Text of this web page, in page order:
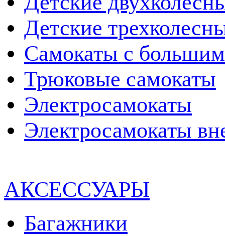
Детские
Самокаты с
Трюковые самокаты
Электросамокаты
Электросамокаты
АКСЕССУАРЫ
Багажники